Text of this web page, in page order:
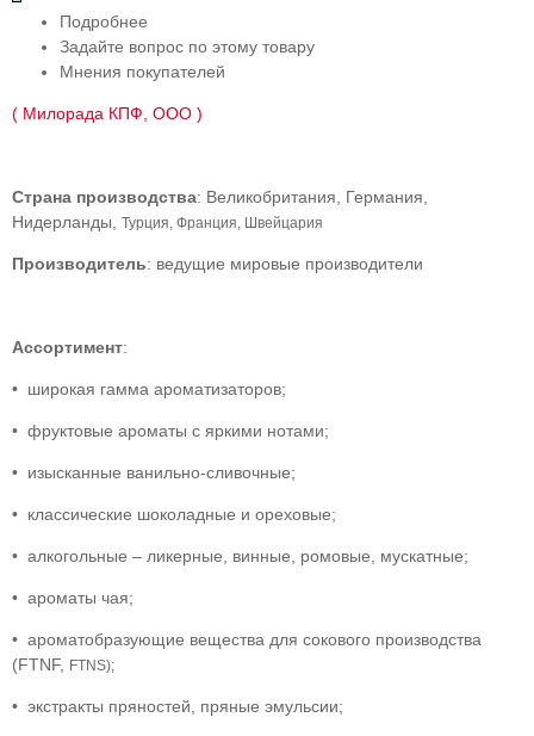
Подробнее
Задайте вопрос по этому товару
Мнения покупателей
( Милорада КПФ, ООО )
Страна производства: Великобритания, Германия,
Нидерланды, Турция, Франция, Швейцария
Производитель: ведущие мировые производители
Ассортимент:
• широкая гамма ароматизаторов;
• фруктовые ароматы с яркими нотами;
• изысканные ванильно-сливочные;
• классические шоколадные и ореховые;
• алкогольные – ликерные, винные, ромовые, мускатные;
• ароматы чая;
• ароматобразующие вещества для сокового производства
(FTNF, FTNS);
• экстракты пряностей, пряные эмульсии;